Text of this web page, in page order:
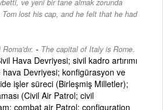
ve yeni bir tane almak zorunda
Tom lost his cap, and he felt that he had
- The capital of Italy is Rome.
Hava Devriyesi; sivil kadro artırımı
hava Devriyesi; konfigürasyon ve
işler süreci (Birleşmiş Milletler);
(Civil Air Patrol; civil
combat air Patrol; configuration